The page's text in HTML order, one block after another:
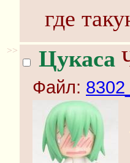
где
>> Цукаса
Файл: